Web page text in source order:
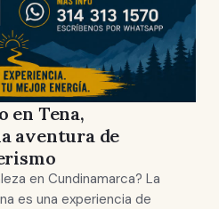
en Tena,
aventura de
en Cundinamarca? La
es una experiencia de